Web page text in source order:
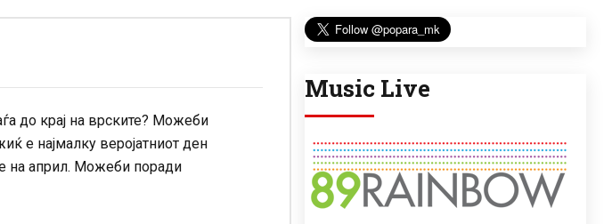
до крај на врските? Можеби
е најмалку веројатниот ден
на април. Можеби поради
Music Live